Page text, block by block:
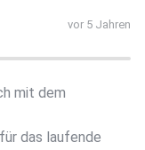
vor 5 Jahren
mit dem
das laufende